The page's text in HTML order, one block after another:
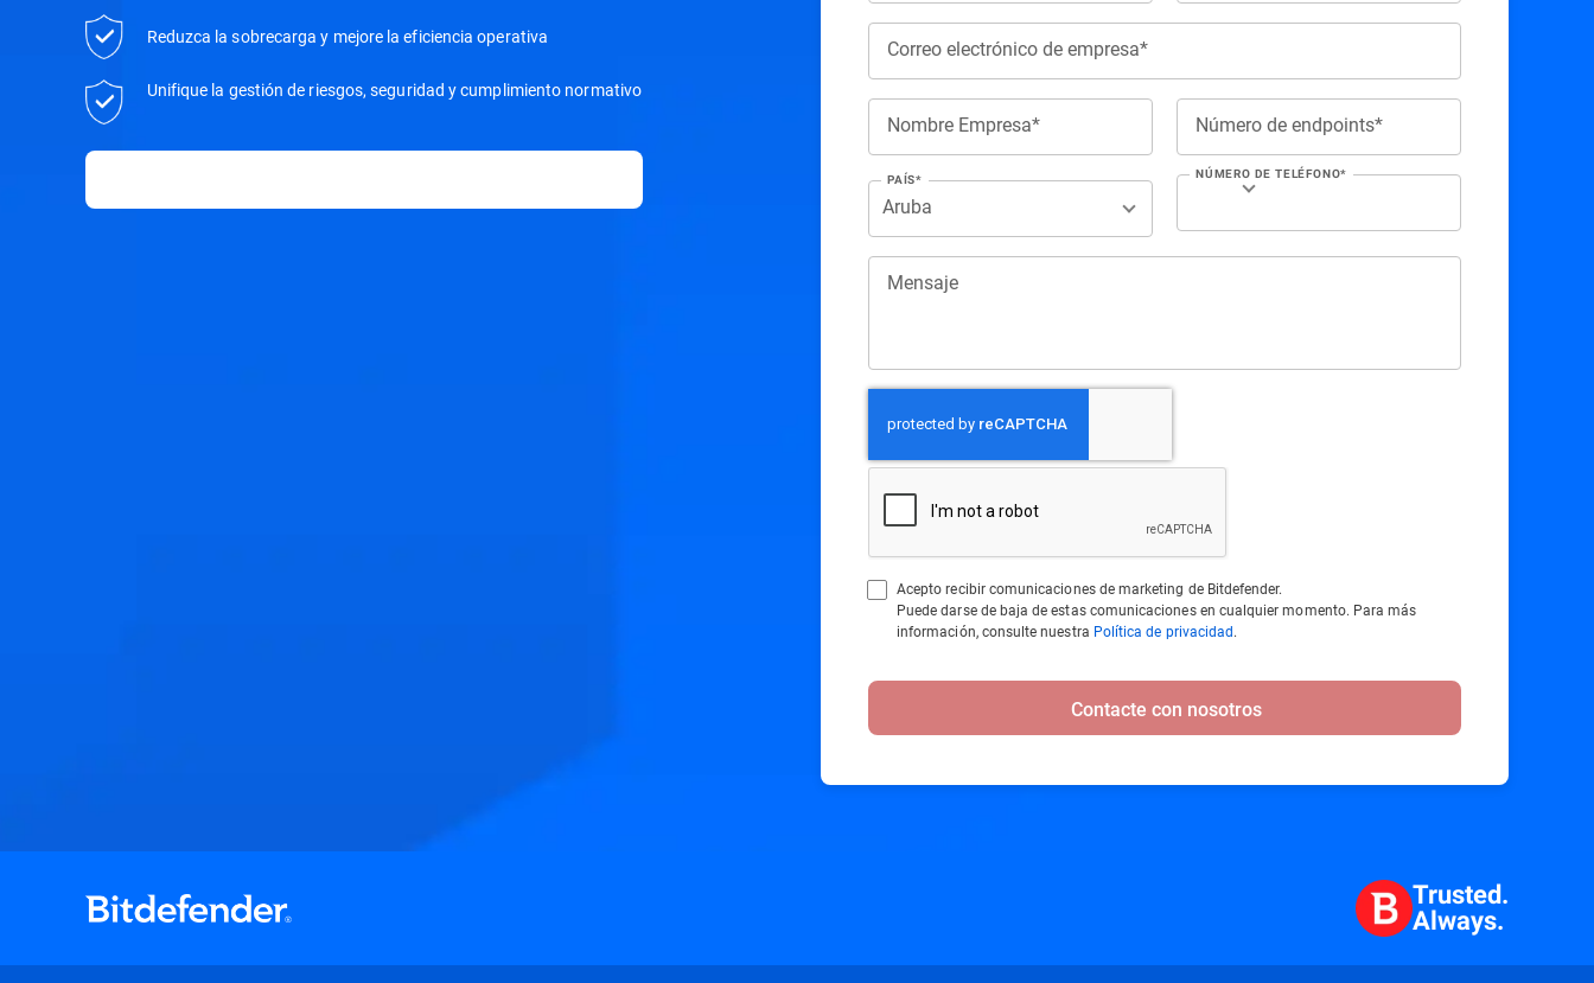
Reduzca la sobrecarga y mejore la eficiencia operativa
Unifique la gestión de riesgos, seguridad y cumplimiento normativo
Correo electrónico de empresa*
Nombre Empresa* Número de endpoints*
PAÍS* NÚMERO DE TELÉFONO*
Mensaje
Acepto recibir comunicaciones de marketing de Bitdefender.
Puede darse de baja de estas comunicaciones en cualquier momento. Para más
información, consulte nuestra Política de privacidad.
Contacte con nosotros
Trusted.
Always.